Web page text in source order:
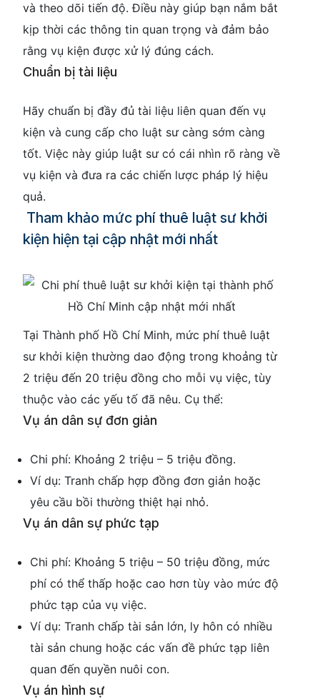
và theo dõi tiến độ. Điều này giúp bạn nắm bắt
kịp thời các thông tin quan trọng và đảm bảo
rằng vụ kiện được xử lý đúng cách.
Chuẩn bị tài liệu
Hãy chuẩn bị đầy đủ tài liệu liên quan đến vụ
kiện và cung cấp cho luật sư càng sớm càng
tốt. Việc này giúp luật sư có cái nhìn rõ ràng về
vụ kiện và đưa ra các chiến lược pháp lý hiệu
quả.
Tham khảo mức phí thuê luật sư khởi
kiện hiện tại cập nhật mới nhất
Tại Thành phố Hồ Chí Minh, mức phí thuê luật
sư khởi kiện thường dao động trong khoảng từ
2 triệu đến 20 triệu đồng cho mỗi vụ việc, tùy
thuộc vào các yếu tố đã nêu. Cụ thể:
Vụ án dân sự đơn giản
Chi phí: Khoảng 2 triệu – 5 triệu đồng.
Ví dụ: Tranh chấp hợp đồng đơn giản hoặc
yêu cầu bồi thường thiệt hại nhỏ.
Vụ án dân sự phức tạp
Chi phí: Khoảng 5 triệu – 50 triệu đồng, mức
phí có thể thấp hoặc cao hơn tùy vào mức độ
phức tạp của vụ việc.
Ví dụ: Tranh chấp tài sản lớn, ly hôn có nhiều
tài sản chung hoặc các vấn đề phức tạp liên
quan đến quyền nuôi con.
Vụ án hình sự